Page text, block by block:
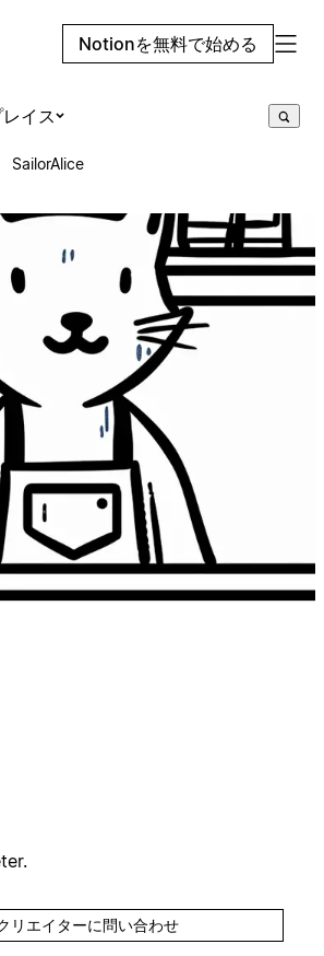
Notionを無料で始める
イス
SailorAlice
リエイターに問い合わせ